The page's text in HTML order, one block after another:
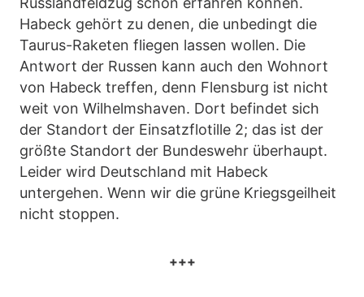
Habeck gehört zu denen, die unbedingt die
Taurus-Raketen fliegen lassen wollen. Die
Antwort der Russen kann auch den Wohnort
von Habeck treffen, denn Flensburg ist nicht
weit von Wilhelmshaven. Dort befindet sich
der Standort der Einsatzflotille 2; das ist der
größte Standort der Bundeswehr überhaupt.
Leider wird Deutschland mit Habeck
untergehen. Wenn wir die grüne Kriegsgeilheit
nicht stoppen.
+++